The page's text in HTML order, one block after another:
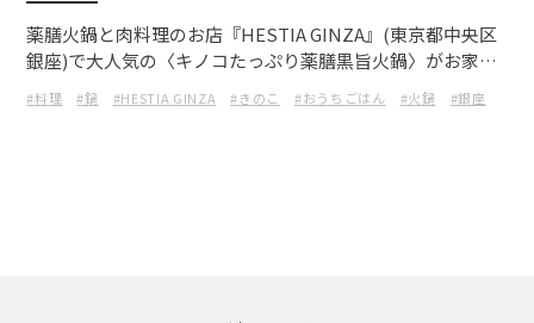
薬膳火鍋と肉料理のお店『HESTIA GINZA』(東京都中央区
銀座)で大人気の〈キノコたっぷり薬膳黒旨火鍋〉がお家で
簡単に楽しめる！
#料理 #鍋 #HESTIA GINZA #きのこ #おうちごはん #火鍋 #銀座